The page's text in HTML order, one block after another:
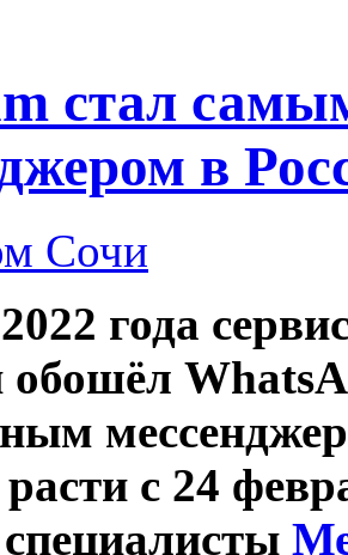
стал
в
Сочи
года
обошёл
с 24